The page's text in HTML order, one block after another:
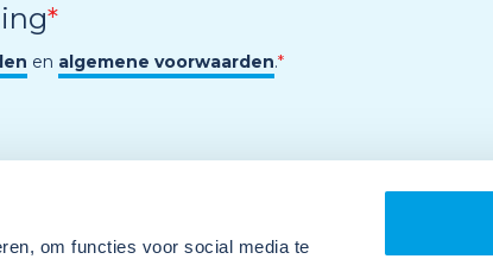
om functies voor social media te
*
en algemene voorwaarden.*